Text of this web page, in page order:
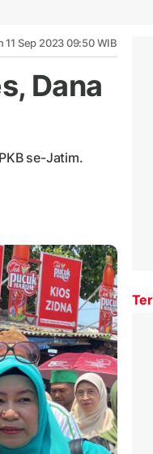
11 Sep 2023 09:50 WIB
Dana
se-Jatim.